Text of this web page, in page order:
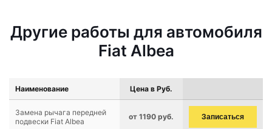
Другие работы для автомобиля
Fiat Albea
Наименование Цена в Руб.
Замена рычага передней
подвески Fiat Albea
от 1190 руб. Записаться